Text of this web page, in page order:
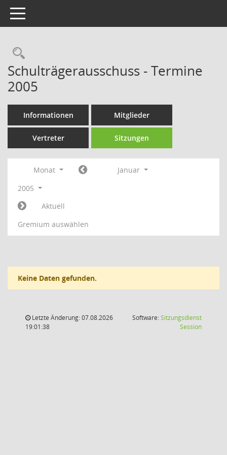
Toggle navigation
Rechercheauswahl
Schulträgerausschuss - Termine
2005
Informationen Mitglieder
Vertreter Sitzungen
Monat
Januar
2005
Aktuell
Gremium auswählen
Keine Daten gefunden.
Letzte Änderung: 07.08.2026
19:01:38
Software:Sitzungsdienst
Session(Wird in